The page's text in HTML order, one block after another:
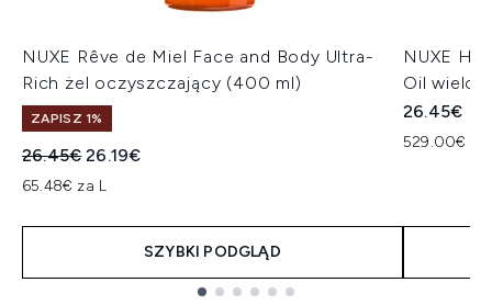
NUXE Rêve de Miel Face and Body Ultra-
Rich żel oczyszczający (400 ml)
ZAPISZ 1%
Sugerowana cena detaliczna:
26.45€Aktualna cena:
26.19€
65.48€ za L
SZYBKI PODGLĄD
NUXE
Oil
26.45€
529.00€ za